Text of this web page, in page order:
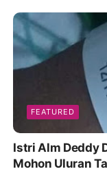
FEATURED
Istri Alm Deddy
Mohon Uluran